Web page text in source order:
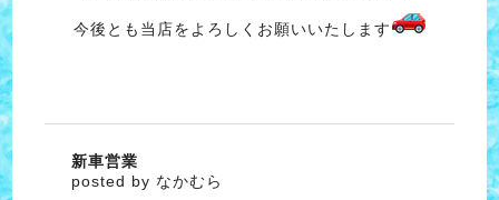
今後とも当店をよろしくお願いいたします
新車営業
posted by なかむら